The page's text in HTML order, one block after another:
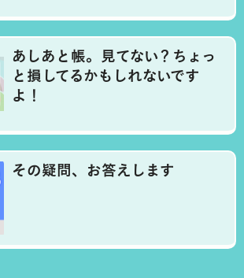
あしあと帳。見てない？ちょっ
と損してるかもしれないです
よ！
その疑問、お答えします